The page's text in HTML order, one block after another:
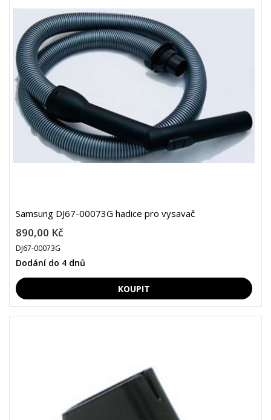
Samsung DJ67-00073G hadice pro vysavač
890,00 Kč
DJ67-00073G
Dodání do 4 dnů